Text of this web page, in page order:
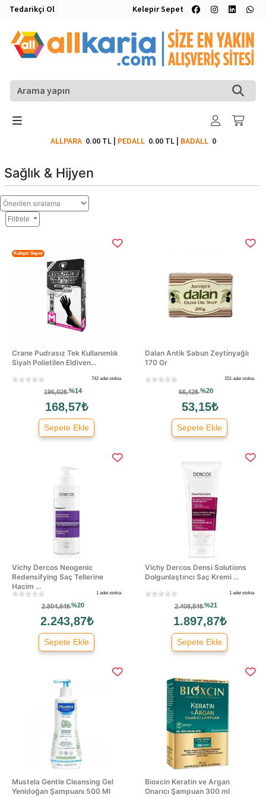
Tedarikçi Ol Kelepir Sepet
ALLPARA 0.00 TL| PEDALL 0.00 TL| BADALL0
Sağlık & Hijyen
Filtrele
Crane Pudrasız Tek Kullanımlık
Siyah Polietilen Eldiven...
Kelepir Sepet
742 adet stokta
196,02₺%14
168,57₺
Sepete Ekle
Dalan Antik Sabun Zeytinyağlı
170 Gr
151 adet stokta
66,42₺%20
53,15₺
Sepete Ekle
Vichy Dercos Neogenic
Redensifying Saç Tellerine
Hacim ...
1 adet stokta
2.804,84₺%20
2.243,87₺
Sepete Ekle
Vichy Dercos Densi Solutions
Dolgunlaştırıcı Saç Kremi ...
1 adet stokta
2.408,84₺%21
1.897,87₺
Sepete Ekle
Mustela Gentle Cleansing Gel
Yenidoğan Şampuanı 500 Ml
Bioxcin Keratin ve Argan
Onarıcı Şampuan 300 ml